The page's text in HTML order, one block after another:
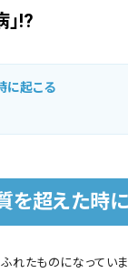
」!?
に起こる
を超えた時
れたものになってい